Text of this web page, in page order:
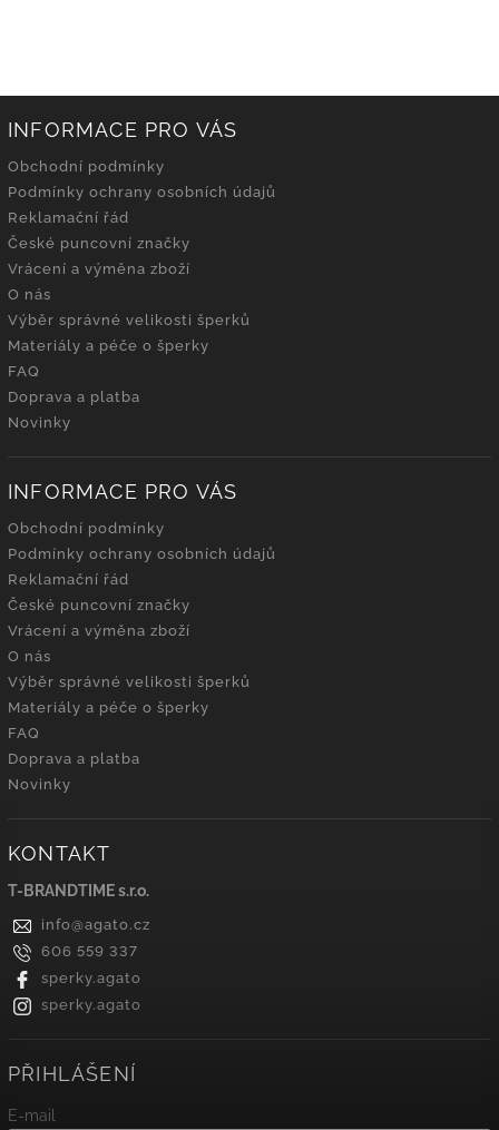
INFORMACE PRO VÁS
Obchodní podmínky
Podmínky ochrany osobních údajů
Reklamační řád
České puncovní značky
Vrácení a výměna zboží
O nás
Výběr správné velikosti šperků
Materiály a péče o šperky
FAQ
Doprava a platba
Novinky
INFORMACE PRO VÁS
Obchodní podmínky
Podmínky ochrany osobních údajů
Reklamační řád
České puncovní značky
Vrácení a výměna zboží
O nás
Výběr správné velikosti šperků
Materiály a péče o šperky
FAQ
Doprava a platba
Novinky
KONTAKT
T-BRANDTIME s.r.o.
info@agato.cz
606 559 337
sperky.agato
sperky.agato
PŘIHLÁŠENÍ
E-mail